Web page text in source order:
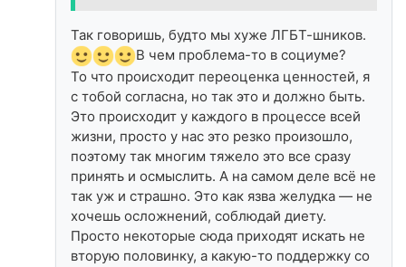
Так говоришь, будто мы хуже ЛГБТ-шников.
В чем проблема-то в социуме?
То что происходит переоценка ценностей, я
с тобой согласна, но так это и должно быть.
Это происходит у каждого в процессе всей
жизни, просто у нас это резко произошло,
поэтому так многим тяжело это все сразу
принять и осмыслить. А на самом деле всё не
так уж и страшно. Это как язва желудка — не
хочешь осложнений, соблюдай диету.
Просто некоторые сюда приходят искать не
вторую половинку, а какую-то поддержку со